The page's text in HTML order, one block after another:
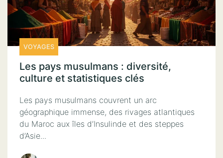
VOYAGES
Les pays musulmans : diversité,
culture et statistiques clés
Les pays musulmans couvrent un arc
géographique immense, des rivages atlantiques
du Maroc aux îles d’Insulinde et des steppes
d’Asie...